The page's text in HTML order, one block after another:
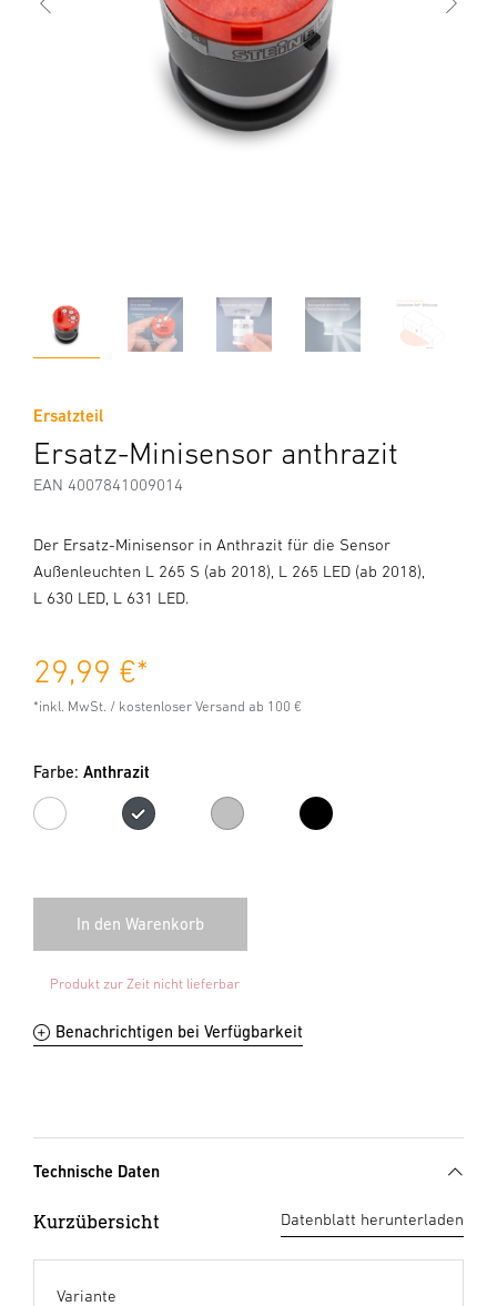
Ersatzteil
Ersatz-Minisensor anthrazit
EAN 4007841009014
Der Ersatz-Minisensor in Anthrazit für die Sensor
Außenleuchten L 265 S (ab 2018), L 265 LED (ab 2018),
L 630 LED, L 631 LED.
29,99 €*
*inkl. MwSt. / kostenloser Versand ab 100 €
Farbe: Anthrazit
Weiß AnthrazitSilberSchwarz
Produkt zur Zeit nicht lieferbar
Benachrichtigen bei Verfügbarkeit
Technische Daten
Kurzübersicht Datenblatt herunterladen
Variante